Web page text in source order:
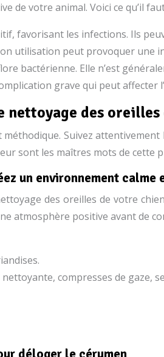
de votre animal. Voici ce qu’il
favorisant les infections. Ils
utilisation peut provoquer
bactérienne. Elle n’est
grave qui peut affecter
nettoyage des
Suivez
sont les maîtres mots de cette
un environnement calme
des oreilles de votre
atmosphère positive avant de
compresses de gaze,